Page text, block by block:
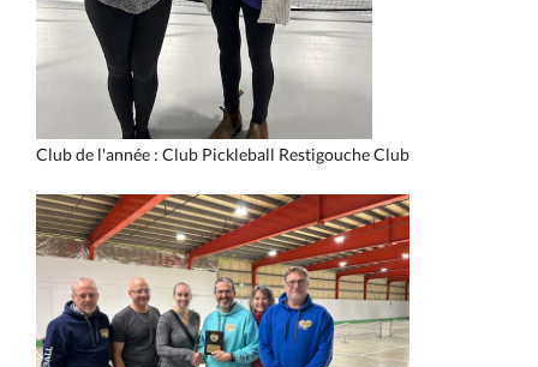
Club de l'année : Club Pickleball Restigouche Club